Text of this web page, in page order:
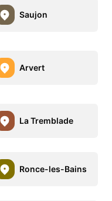
Saujon
Arvert
La Tremblade
Ronce-les-Bains